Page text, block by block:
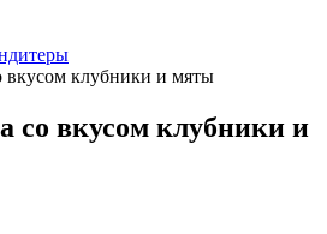
вкусом клубники и мяты
со вкусом клубники и